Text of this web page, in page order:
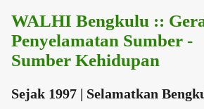
Langsung ke konten
WALHI Bengkulu ::
Penyelamatan Sumber -
Sumber Kehidupan
Sejak 1997 | Selamatkan